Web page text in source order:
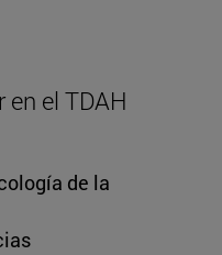
el TDAH
de la